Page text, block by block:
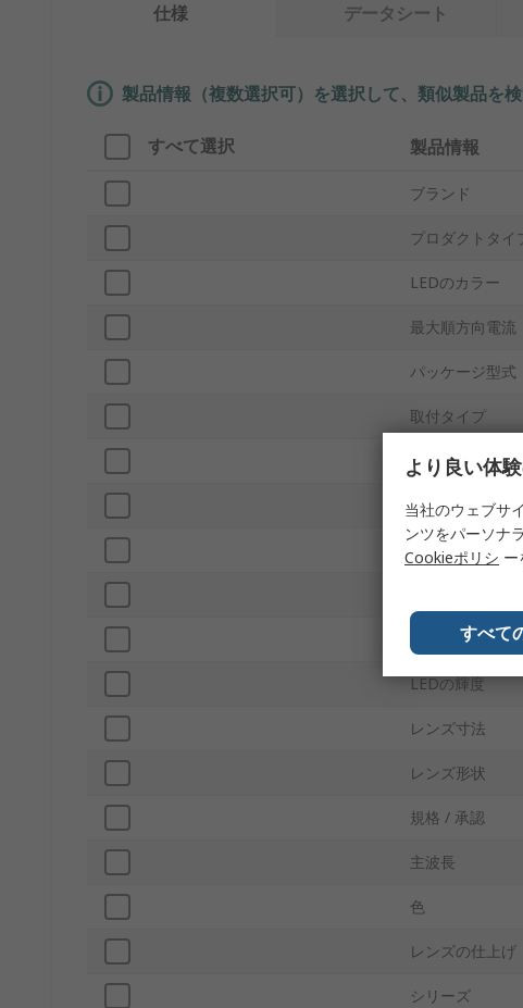
仕様 データシート
製品情報（複数選択可）を選択して、類似製品を検
すべて選択 製品情報
ブランド
プロダクトタイ
LEDのカラー
最大順方向電流
パッケージ型式
取付タイプ
パッキング
順方向電圧
最大パワー消費
視野角度
LEDの輝度
レンズ寸法
レンズ形状
規格 / 承認
主波長
色
レンズの仕上げ
シリーズ
より良い体
当社のウェブサ
ンツをパーソナ
Cookieポリシ ー
すべて